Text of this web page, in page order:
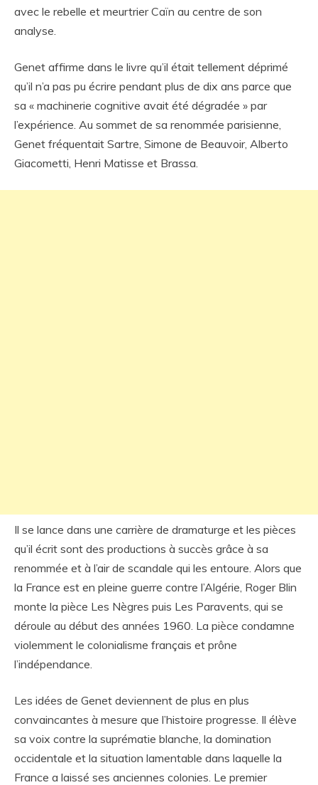
avec le rebelle et meurtrier Caïn au centre de son
analyse.
Genet affirme dans le livre qu’il était tellement déprimé
qu’il n’a pas pu écrire pendant plus de dix ans parce que
sa « machinerie cognitive avait été dégradée » par
l’expérience. Au sommet de sa renommée parisienne,
Genet fréquentait Sartre, Simone de Beauvoir, Alberto
Giacometti, Henri Matisse et Brassa.
Il se lance dans une carrière de dramaturge et les pièces
qu’il écrit sont des productions à succès grâce à sa
renommée et à l’air de scandale qui les entoure. Alors que
la France est en pleine guerre contre l’Algérie, Roger Blin
monte la pièce Les Nègres puis Les Paravents, qui se
déroule au début des années 1960. La pièce condamne
violemment le colonialisme français et prône
l’indépendance.
Les idées de Genet deviennent de plus en plus
convaincantes à mesure que l’histoire progresse. Il élève
sa voix contre la suprématie blanche, la domination
occidentale et la situation lamentable dans laquelle la
France a laissé ses anciennes colonies. Le premier